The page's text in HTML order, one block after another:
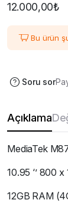
12.000,00₺
Bu ürün
Soru sor
Açıklama
MediaTek
10.95 ‘’ 800
12GB RAM